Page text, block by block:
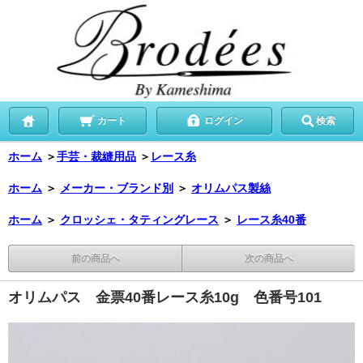
カート ログイン 検索
ホーム ＞手芸・裁縫用品 ＞ レース糸
ホーム ＞ メーカー・ブランド別 ＞ オリムパス製絲
ホーム ＞ クロッシェ・タティングレース ＞ レース糸40番
前の商品へ 次の商品へ
オリムパス 金票40番レース糸10g 色番号101